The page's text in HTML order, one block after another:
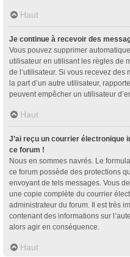
Haut
Je continue à recevoir des
Vous pouvez supprimer
utilisateur en utilisant les règles de
de l’utilisateur. Si vous recevez
la part d’un autre utilisateur,
peuvent empêcher un utilisateur
Haut
J’ai reçu un courrier électronique
ce forum !
Nous en sommes navrés. Le
ce forum possède des protections
envoyant de tels messages. Vous
une copie complète du courrier
administrateur du forum. Il est très
contenant des informations sur
alors agir en conséquence.
Haut